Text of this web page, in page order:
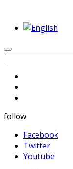
follow
Facebook
Twitter
Youtube